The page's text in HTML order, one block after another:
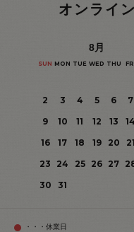
オンライ
8月
SUN MON TUE WED THU
2
3 4 5 6 7
9
10 11 12 13 14
16
17 18 19 20 21
23
24 25 26 27
30
31
・・・休業日